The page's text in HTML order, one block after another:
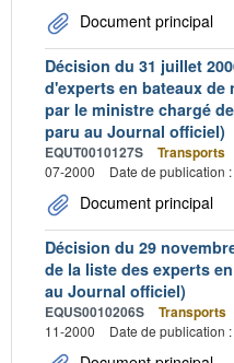
Document principal
Décision du 31 juillet
d'experts en bateaux
par le ministre chargé
paru au Journal officiel)
EQUT0010127S Transports
07-2000
Date de publication
Document principal
Décision du 29
de la liste des experts
au Journal officiel)
EQUS0010206S Transports
11-2000
Date de publication